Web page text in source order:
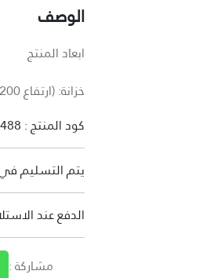
الوصف
ابعاد المنتج
خزانة: (ارتفاع 200 سم) (عرض 220 سم) (عمق 60 سم)
كود المنتج : 3488
يتم التسليم في
الدفع عند
مشاركة :